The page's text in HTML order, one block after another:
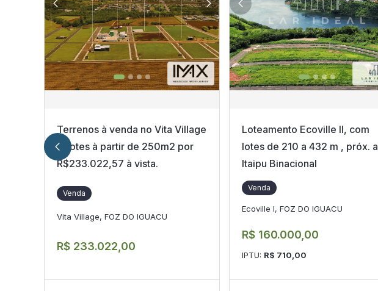
Terrenos à venda no Vita Village
II, lotes à partir de 250m2 por
R$233.022,57 à vista.
Venda
Vita Village, FOZ DO IGUACU
R$ 233.022,00
Loteamento Ecoville II, com
lotes de 210 a 432 m , próx. a
Itaipu Binacional
Venda
Ecoville I, FOZ DO IGUACU
R$ 160.000,00
IPTU: R$ 710,00